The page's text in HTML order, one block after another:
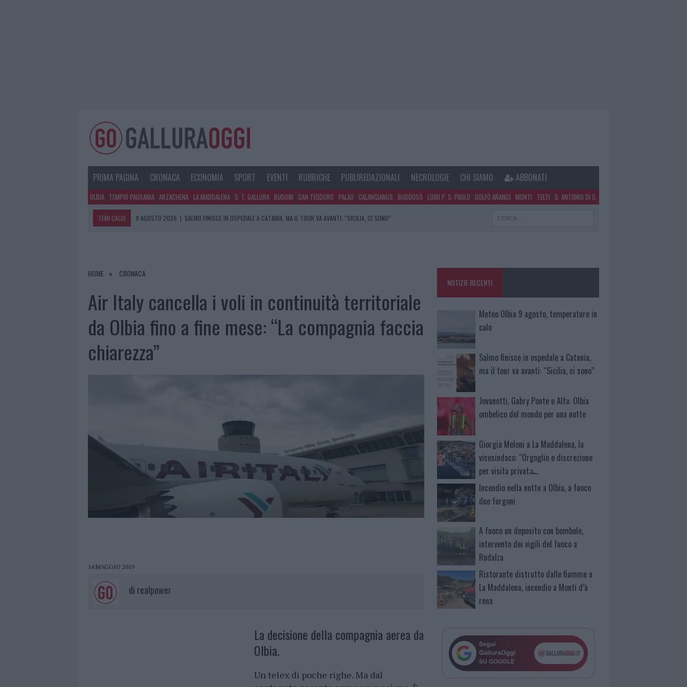
PRIMA PAGINA CRONACA ECONOMIA SPORT EVENTI RUBRICHE PUBLIREDAZIONALI NECROLOGIE CHI SIAMO ABBONATI
OLBIA TEMPIO PAUSANIA ARZACHENA LA MADDALENA S. T. GALLURA BUDONI SAN TEODORO PALAU CALANGIANUS BUDDUSÒ LOIRI P. S. PAOLO GOLFO ARANCI MONTI TELTI S. ANTONIO DI G.
TEMI CALDI 8 AGOSTO 2026 | SALMO FINISCE IN OSPEDALE A CATANIA, MA IL TOUR VA AVANTI: “SICILIA, CI SONO”
8 AGOSTO 2026
|
HOME CRONACA
Air Italy cancella i voli in continuità territoriale
da Olbia fino a fine mese: “La compagnia faccia
chiarezza”
14 MAGGIO 2019
di realpower
La decisione della compagnia aerea da
Olbia.
Un telex di poche righe. Ma dal
NOTIZIE RECENTI
Meteo Olbia 9 agosto, temperature in
calo
Salmo finisce in ospedale a Catania,
ma il tour va avanti: “Sicilia, ci sono”
Jovanotti, Gabry Ponte e Alfa: Olbia
ombelico del mondo per una notte
Giorgia Meloni a La Maddalena, la
vicesindaco: “Orgoglio e discrezione
per visita privata̶…
Incendio nella notte a Olbia, a fuoco
due furgoni
A fuoco un deposito con bombole,
intervento dei vigili del fuoco a
Rudalza
Ristorante distrutto dalle fiamme a
La Maddalena, incendio a Monti d’à
rena